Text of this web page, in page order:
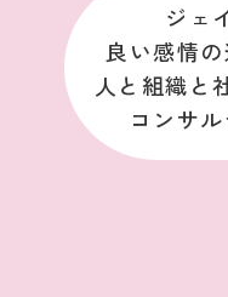
ジェ
良い感情
人と組織と
コンサ